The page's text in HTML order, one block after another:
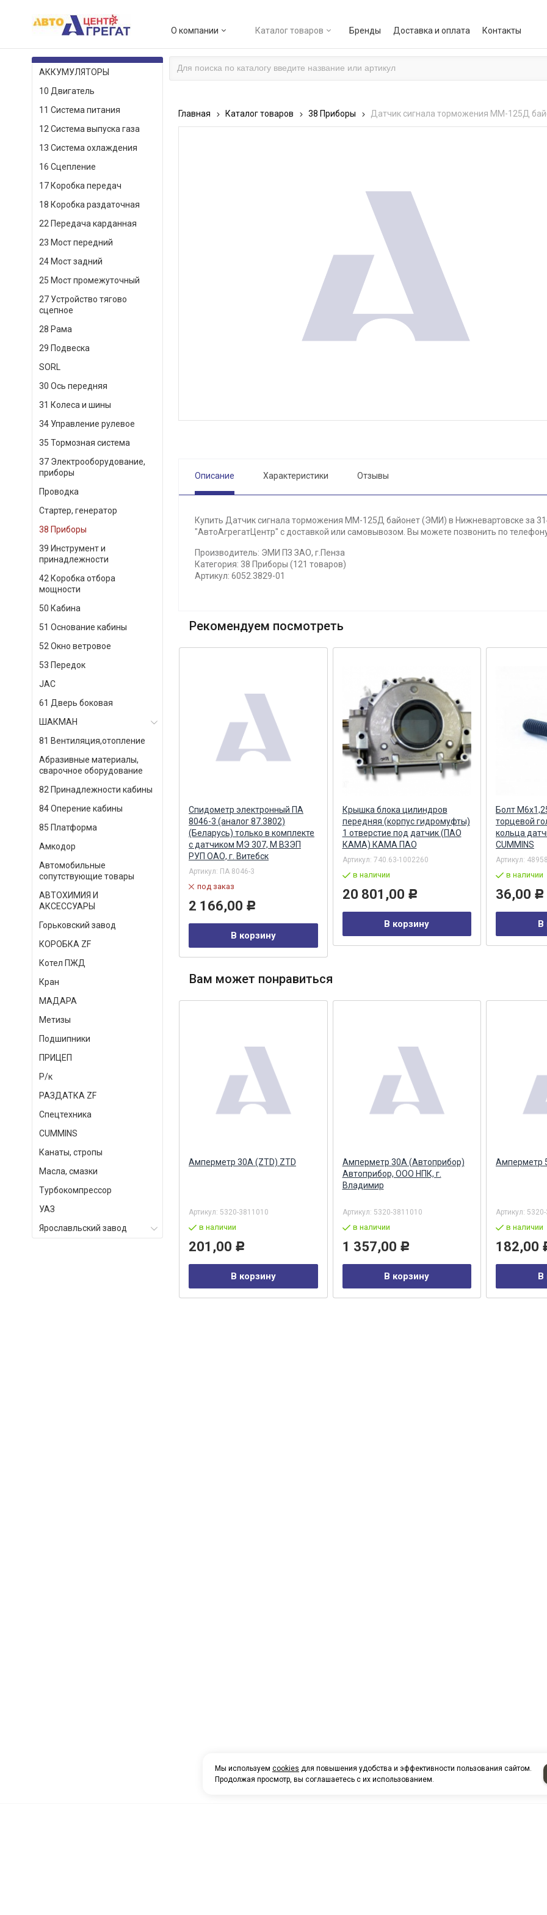
О компании Каталог товаров Бренды Доставка и оплата Контакты
КАТАЛОГ ТОВАРОВ
АККУМУЛЯТОРЫ
10 Двигатель
11 Система питания
12 Система выпуска газа
13 Система охлаждения
16 Сцепление
17 Коробка передач
18 Коробка раздаточная
22 Передача карданная
23 Мост передний
24 Мост задний
25 Мост промежуточный
27 Устройство тягово
сцепное
28 Рама
29 Подвеска
SORL
30 Ось передняя
31 Колеса и шины
34 Управление рулевое
35 Тормозная система
37 Электрооборудование,
приборы
Проводка
Стартер, генератор
38 Приборы
39 Инструмент и
принадлежности
42 Коробка отбора
мощности
50 Кабина
51 Основание кабины
52 Окно ветровое
53 Передок
JAC
61 Дверь боковая
ШАКМАН
81 Вентиляция,отопление
Абразивные материалы,
сварочное оборудование
82 Принадлежности кабины
84 Оперение кабины
85 Платформа
Амкодор
Автомобильные
сопутствующие товары
АВТОХИМИЯ И
АКСЕССУАРЫ
Горьковский завод
КОРОБКА ZF
Котел ПЖД
Кран
МАДАРА
Метизы
Подшипники
ПРИЦЕП
Р/к
РАЗДАТКА ZF
Спецтехника
СUMMINS
Канаты, стропы
Масла, смазки
Турбокомпрессор
УАЗ
Ярославльский завод
Главная Каталог товаров 38 Приборы Датчик сигнала торможения ММ-125Д
Описание Характеристики Отзывы
Купить Датчик сигнала торможения ММ-125Д байонет (ЭМИ) в Нижневартовске за
"АвтоАгрегатЦентр" с доставкой или самовывозом. Вы можете позвонить по
Производитель: ЭМИ ПЗ ЗАО, г.Пенза
Категория: 38 Приборы (121 товаров)
Артикул: 6052.3829-01
Рекомендуем посмотреть
Стакан-отстойник ФГОТ
(PRELINE) Альтернатива
PL-270/420 (АМ-34-029)
в наличии
260,00 Р
В корзину
Спидометр электронный ПА
8046-3 (аналог 87.3802)
(Беларусь) только в комплекте
с датчиком МЭ 307, М ВЗЭП
РУП ОАО, г. Витебск
Артикул: ПА 8046-3
под заказ
2 166,00 Р
В корзину
Крышка блока цилиндров
передняя (корпус гидромуфты)
1 отверстие под датчик (ПАО
КАМА) КАМА ПАО
Артикул: 740.63-1002260
в наличии
20 801,00 Р
В корзину
Болт
торцевой
кольца
CUMMINS
Артикул:
в наличии
36,00 Р
В
Вам может понравиться
511-3803010 (КАМА)
Альтернатива
Артикул:
в наличии
Амперметр 30А (ZTD) ZTD
Артикул: 5320-3811010
в наличии
201,00 Р
В корзину
Амперметр 30А (Автоприбор)
Автоприбор, ООО НПК, г.
Владимир
Артикул: 5320-3811010
в наличии
1 357,00 Р
В корзину
Амперметр
Артикул:
в наличии
182,00
В
Мы используем cookies для повышения удобства и эффективности пользования сайтом.
Продолжая просмотр, вы соглашаетесь с их использованием.